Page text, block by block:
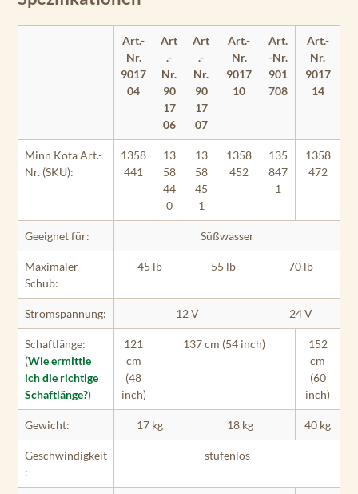
Art.-
Nr.
9017
04
Art
.-
Nr.
90
17
06
Art
.-
Nr.
90
17
07
Art.-
Nr.
9017
10
Art.
-Nr.
901
708
Art.-
Nr.
9017
14
Minn Kota Art.-
Nr. (SKU):
1358
441
13
58
44
0
13
58
45
1
1358
452
135
847
1
1358
472
Geeignet für: Süßwasser
Maximaler
Schub:
45 lb 55 lb 70 lb
Stromspannung: 12 V 24 V
Schaftlänge:
(Wie ermittle
ich die richtige
Schaftlänge?)
121
cm
(48
inch)
137 cm (54 inch)
152
cm
(60
inch)
Gewicht: 17 kg 18 kg 40 kg
Geschwindigkeit
:
stufenlos